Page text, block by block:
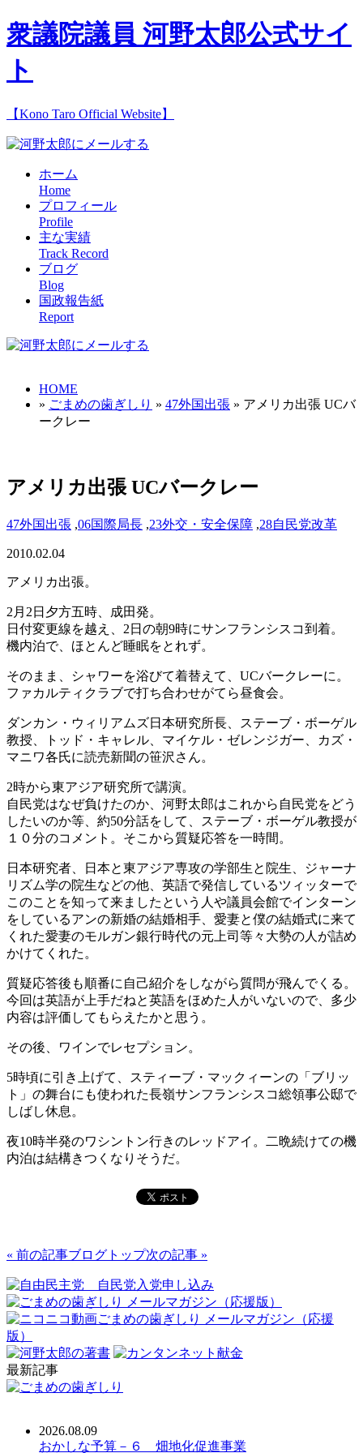
衆議院議員 河野太郎公式サイ
ト
【Kono Taro Official Website】
ホーム
Home
プロフィール
Profile
主な実績
Track Record
ブログ
Blog
国政報告紙
Report
HOME
» ごまめの歯ぎしり » 47外国出張 » アメリカ出張 UCバ
ークレー
アメリカ出張 UCバークレー
47外国出張 ,06国際局長 ,23外交・安全保障 ,28自民党改革
2010.02.04
アメリカ出張。
2月2日夕方五時、成田発。
日付変更線を越え、2日の朝9時にサンフランシスコ到着。
機内泊で、ほとんど睡眠をとれず。
そのまま、シャワーを浴びて着替えて、UCバークレーに。
ファカルティクラブで打ち合わせがてら昼食会。
ダンカン・ウィリアムズ日本研究所長、ステーブ・ボーゲル
教授、トッド・キャレル、マイケル・ゼレンジガー、カズ・
マニワ各氏に読売新聞の笹沢さん。
2時から東アジア研究所で講演。
自民党はなぜ負けたのか、河野太郎はこれから自民党をどう
したいのか等、約50分話をして、ステーブ・ボーゲル教授が
１０分のコメント。そこから質疑応答を一時間。
日本研究者、日本と東アジア専攻の学部生と院生、ジャーナ
リズム学の院生などの他、英語で発信しているツィッターで
このことを知って来ましたという人や議員会館でインターン
をしているアンの新婚の結婚相手、愛妻と僕の結婚式に来て
くれた愛妻のモルガン銀行時代の元上司等々大勢の人が詰め
かけてくれた。
質疑応答後も順番に自己紹介をしながら質問が飛んでくる。
今回は英語が上手だねと英語をほめた人がいないので、多少
内容は評価してもらえたかと思う。
その後、ワインでレセプション。
5時頃に引き上げて、スティーブ・マックィーンの「ブリッ
ト」の舞台にも使われた長嶺サンフランシスコ総領事公邸で
しばし休息。
夜10時半発のワシントン行きのレッドアイ。二晩続けての機
内泊は結構きつくなりそうだ。
« 前の記事ブログトップ次の記事 »
最新記事
2026.08.09
おかしな予算－６ 畑地化促進事業